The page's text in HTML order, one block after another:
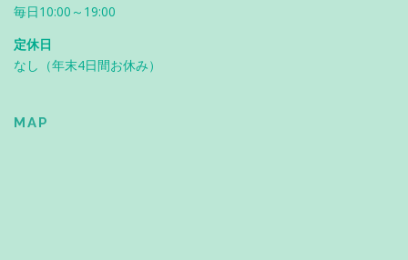
毎日10:00～19:00
定休日
なし（年末4日間お休み）
MAP